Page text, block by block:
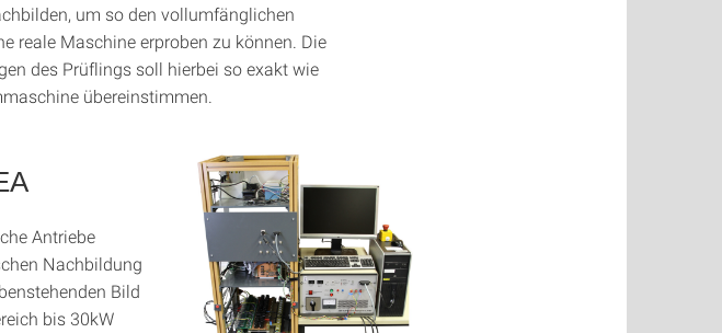
um so den vollumfänglichen
reale Maschine erproben zu können. Die
des Prüflings soll hierbei so exakt wie
übereinstimmen.
Antriebe
Nachbildung
Bild
bis 30kW